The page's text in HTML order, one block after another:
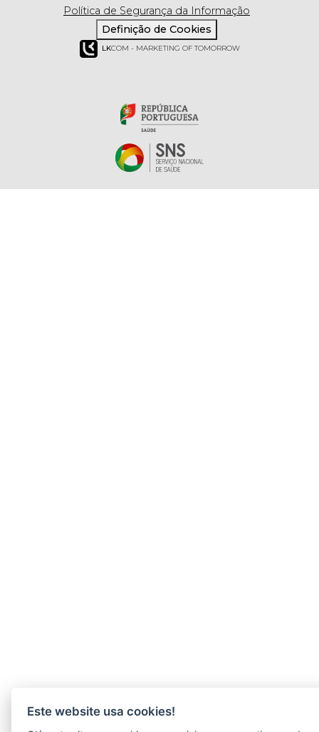
Política de Segurança da Informação
Definição de Cookies
LKCOM - MARKETING OF TOMORROW
Este website usa cookies!